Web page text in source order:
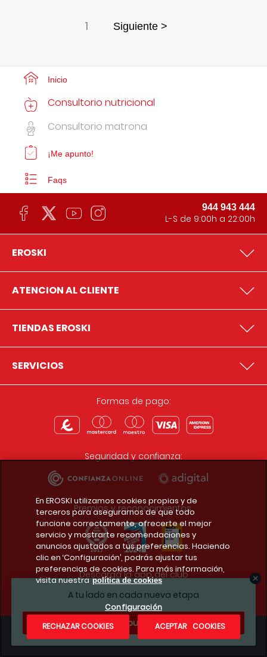
1 Siguiente >
A tu lado en cada nueva etapa
¿Te apuntas?
Inicio
Consultorio nutricional
Consultorio matrona
¡Me apunto!
Faqs
944 943 444
L-S de 9:00h a 22:00h
EROSKI
ATENCION AL CLIENTE
TIENDAS EROSKI
SERVICIOS
Formas de pago:
Seguridad y confianza:
Premios y reconocimientos:
Descarga la app del club
Condiciones legales
En EROSKI utilizamos cookies propias y de
terceros para asegurarnos de que todo
funcione correctamente, ofrecerte el mejor
servicio y mostrarte recomendaciones y
anuncios ajustados a tus preferencias. Haciendo
clic en ‘Configuración’, podrás ajustar tus
preferencias de cookies. Para más información,
visita nuestra política de cookies
Configuración
RECHAZAR COOKIES
ACEPTAR COOKIES